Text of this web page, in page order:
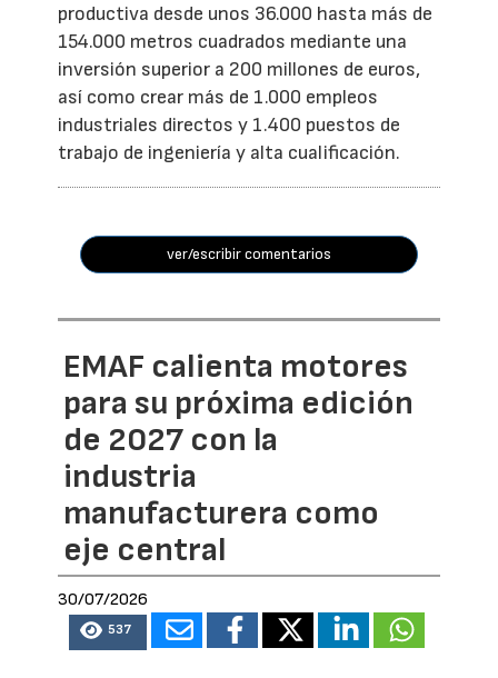
productiva desde unos 36.000 hasta más de
154.000 metros cuadrados mediante una
inversión superior a 200 millones de euros,
así como crear más de 1.000 empleos
industriales directos y 1.400 puestos de
trabajo de ingeniería y alta cualificación.
ver/escribir comentarios
EMAF calienta motores
para su próxima edición
de 2027 con la
industria
manufacturera como
eje central
30/07/2026
537